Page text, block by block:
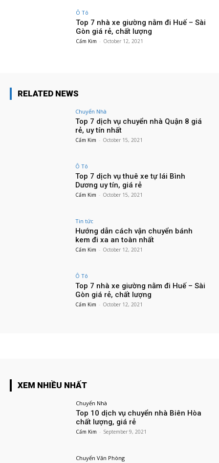
Ô Tô
Top 7 nhà xe giường nằm đi Huế – Sài
Gòn giá rẻ, chất lượng
Cẩm Kim - October 12, 2021
RELATED NEWS
Chuyển Nhà
Top 7 dịch vụ chuyển nhà Quận 8 giá
rẻ, uy tín nhất
Cẩm Kim - October 15, 2021
Ô Tô
Top 7 dịch vụ thuê xe tự lái Bình
Dương uy tín, giá rẻ
Cẩm Kim - October 15, 2021
Tin tức
Hướng dẫn cách vận chuyển bánh
kem đi xa an toàn nhất
Cẩm Kim - October 12, 2021
Ô Tô
Top 7 nhà xe giường nằm đi Huế – Sài
Gòn giá rẻ, chất lượng
Cẩm Kim - October 12, 2021
XEM NHIỀU NHẤT
Chuyển Nhà
Top 10 dịch vụ chuyển nhà Biên Hòa
chất lượng, giá rẻ
Cẩm Kim - September 9, 2021
Chuyển Văn Phòng